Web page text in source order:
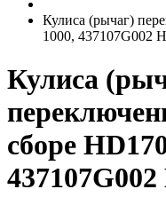
Кулиса (рычаг)
1000, 437107G002
Кулиса
сборе